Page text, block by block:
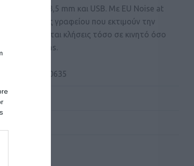
Jack 3,5 mm και USB. Με EU Noise at
γραφείου που εκτιμούν την
διαχειρίζονται κλήσεις τόσο σε κινητό όσο
Teams.
1000635